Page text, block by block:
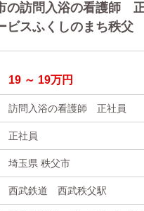
の訪問入浴の看護師
スふくしのまち秩父
19 ～ 19万円
訪問入浴の看護師 正社員
正社員
埼玉県 秩父市
西武鉄道 西武秩父駅